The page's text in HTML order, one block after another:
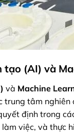
tạo (AI) và
và Machine
trung tâm
định trong
việc, và thực